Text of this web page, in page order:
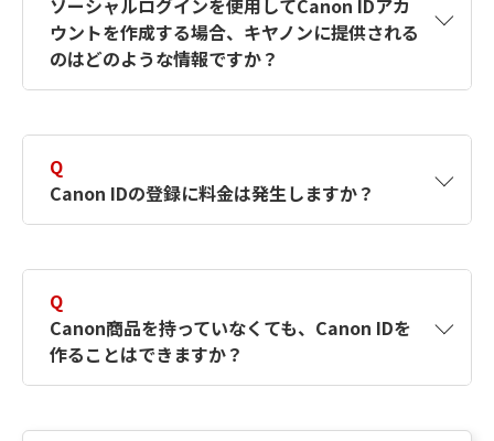
す。詳しい作成方法は【カメラ】Canon IDとは
何ですか？Canon IDの作成方法は？をご確認く
ださい。
ウントを作成する場合、キヤノンに提供される
のはどのような情報ですか？
択したサービスから取得します。アカウントを
簡単に作成できるように、この情報を使用して
Canon IDの登録フォームを入力します。
Q
Canon IDの登録に料金は発生しますか？
Q
Canon商品を持っていなくても、Canon IDを
作ることはできますか？